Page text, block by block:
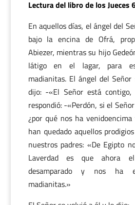
Lectura del libro de los Jueces
En aquellos días, el ángel del
bajo la encina de Ofrá,
Abiezer, mientras su hijo
látigo en el lagar, para
madianitas. El ángel del
dijo: -«El Señor está contigo,
respondió: -«Perdón, si el
¿por qué nos ha venidoencima
han quedado aquellos
nuestros padres: «De Egipto
Laverdad es que ahora
desamparado y nos ha
madianitas.»